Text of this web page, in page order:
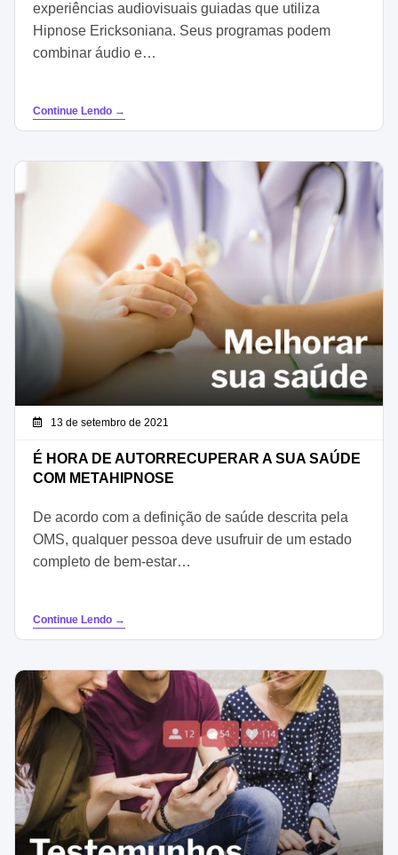
experiências audiovisuais guiadas que utiliza
Hipnose Ericksoniana. Seus programas podem
combinar áudio e…
Continue Lendo →
13 de setembro de 2021
É HORA DE AUTORRECUPERAR A SUA SAÚDE
COM METAHIPNOSE
De acordo com a definição de saúde descrita pela
OMS, qualquer pessoa deve usufruir de um estado
completo de bem-estar…
Continue Lendo →